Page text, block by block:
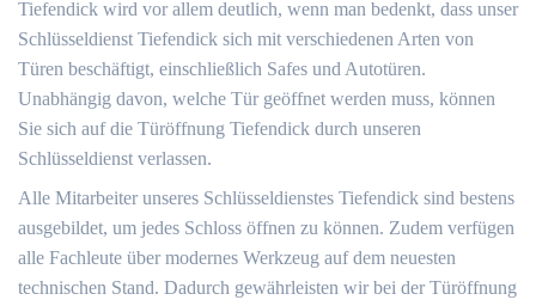
Tiefendick wird vor allem deutlich, wenn man bedenkt, dass unser
Schlüsseldienst Tiefendick sich mit verschiedenen Arten von
Türen beschäftigt, einschließlich Safes und Autotüren.
Unabhängig davon, welche Tür geöffnet werden muss, können
Sie sich auf die Türöffnung Tiefendick durch unseren
Schlüsseldienst verlassen.
Alle Mitarbeiter unseres Schlüsseldienstes Tiefendick sind bestens
ausgebildet, um jedes Schloss öffnen zu können. Zudem verfügen
alle Fachleute über modernes Werkzeug auf dem neuesten
technischen Stand. Dadurch gewährleisten wir bei der Türöffnung